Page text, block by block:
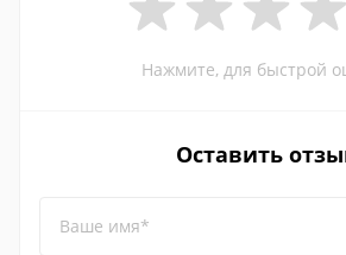
Нажмите, для быстрой
Оставить
Ваше имя*